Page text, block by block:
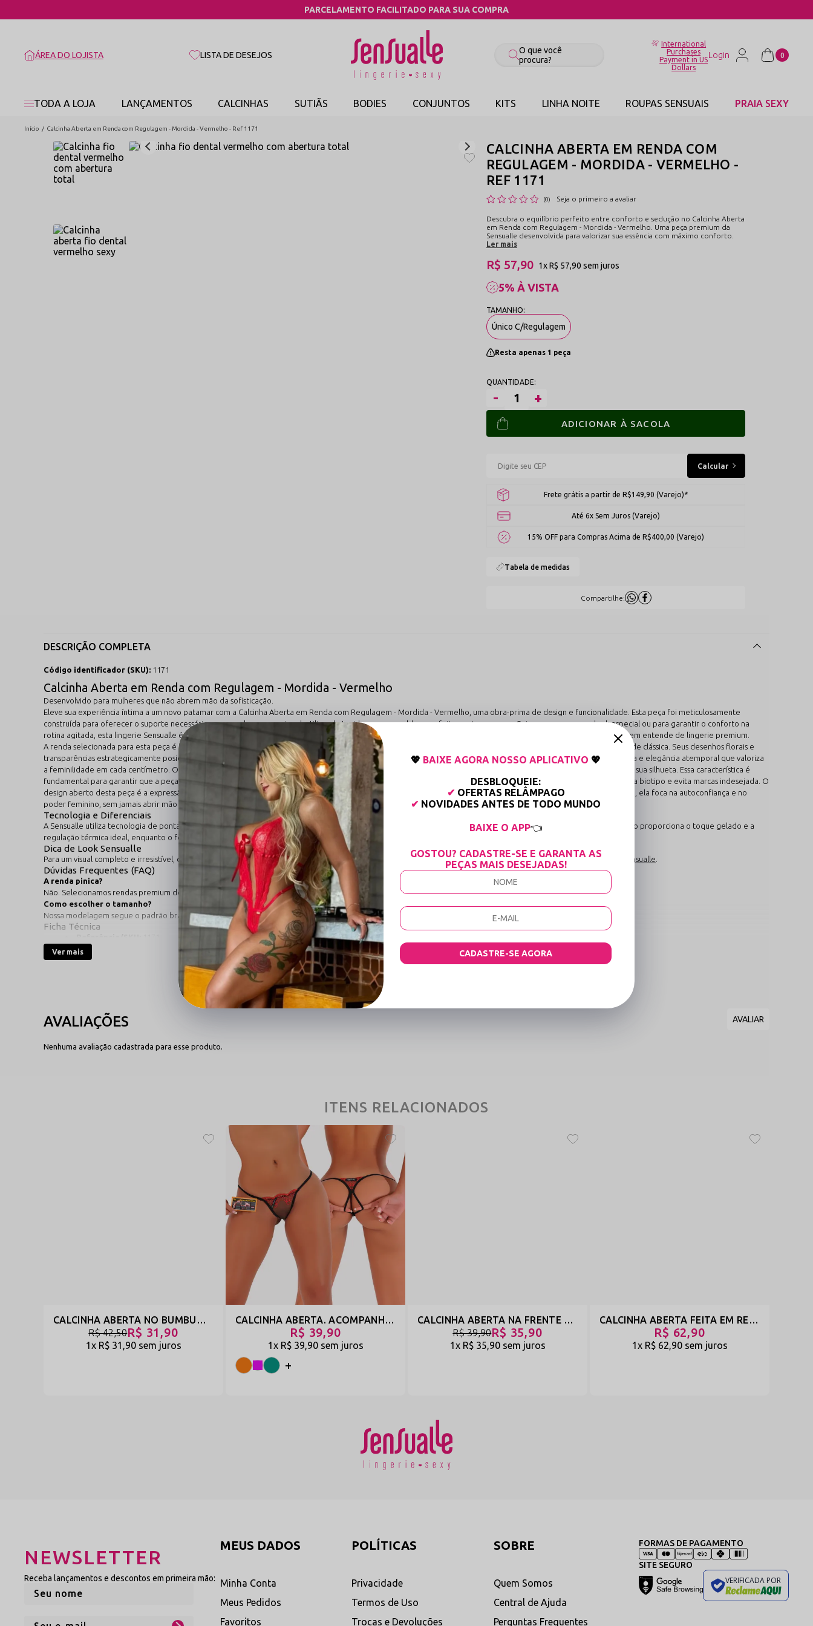
COMPRE PELO WHATSAPP
ÁREA DO LOJISTA LISTA DE DESEJOS
International
Purchases
Payment in US
Dollars
0
TODA A LOJA LANÇAMENTOS CALCINHAS SUTIÃS BODIES CONJUNTOS KITS LINHA NOITE ROUPAS SENSUAIS PRAIA SEXY
Início Calcinha Aberta em Renda com Regulagem - Mordida - Vermelho - Ref 1171
CALCINHA ABERTA EM RENDA COM
REGULAGEM - MORDIDA - VERMELHO -
REF 1171
(0) Seja o primeiro a avaliar
Descubra o equilíbrio perfeito entre conforto e sedução no Calcinha Aberta
em Renda com Regulagem - Mordida - Vermelho. Uma peça premium da
Sensualle desenvolvida para valorizar sua essência com máximo conforto.
Ler mais
5% À VISTA
R$ 57,90 1xR$ 57,90 sem juros
Único C/Regulagem
ADICIONAR À SACOLA
Resta apenas 1 peça
Frete grátis a partir de R$149,90 (Varejo)*
Até 6x Sem Juros (Varejo)
15% OFF para Compras Acima de R$400,00 (Varejo)
Tabela de medidas
Compartilhe:
DESCRIÇÃO COMPLETA
Código identificador (SKU): 1171
Calcinha Aberta em Renda com Regulagem - Mordida - Vermelho
Desenvolvido para mulheres que não abrem mão da sofisticação.
Eleve sua experiência íntima a um novo patamar com a Calcinha Aberta em Renda com Regulagem - Mordida - Vermelho, uma obra-prima de design e funcionalidade. Esta peça foi meticulosamente
construída para oferecer o suporte necessário com uma leveza sem igual, utilizando tecidos que se moldam perfeitamente ao corpo. Seja para compor um look especial ou para garantir o conforto na
rotina agitada, esta lingerie Sensualle é a declaração definitiva de que você não precisa escolher entre estilo e bem-estar. Sinta a diferença de uma peça feita por quem entende de lingerie premium.
A renda selecionada para esta peça é de padrão internacional, apresentando um toque extra macio que respeita a sensibilidade da pele enquanto exalta a sensualidade clássica. Seus desenhos florais e
transparências estrategicamente posicionadas criam um visual romântico e poderoso ao mesmo tempo, transformando o uso diário em um ritual de sedução sofisticada e elegância atemporal que valoriza
a feminilidade em cada centímetro. O diferencial técnico deste modelo é o seu sistema de regulagem integrada, que permite um ajuste personalizado e milimétrico à sua silhueta. Essa característica é
fundamental para garantir que a peça não aperte as laterais e permaneça no lugar exato, oferecendo um conforto customizado que respeita a individualidade de cada biotipo e evita marcas indesejada. O
design aberto desta peça é a expressão máxima da audácia e da sedução estratégica. Com aberturas desenhadas para valorizar as curvas e o formato natural do corpo, ela foca na autoconfiança e no
poder feminino, sem jamais abrir mão do acabamento refinado e da qualidade superior da Sensualle Lingerie.
Tecnologia e Diferenciais
A Sensualle utiliza tecnologia de ponta na tecelagem para garantir fios que não deformam e mantêm a intensidade das cores. A combinação de poliamida com elastano proporciona o toque gelado e a
regulação térmica ideal, enquanto o forro de algodão natural protege a sua saúde íntima com máxima eficácia.
Dica de Look Sensualle
Para um visual completo e irresistível, combine esta peça com outros itens da nossa coleção: Body Em Renda Body Em Lycra Body Em Arrastao Body Com Liga Home Sensualle
Dúvidas Frequentes (FAQ)
A renda pinica?
Não. Selecionamos rendas premium de toque extra macio e acabamento aveludado, garantindo total suavidade na pele.
Como escolher o tamanho?
Nossa modelagem segue o padrão brasileiro. Recomendamos conferir a tabela de medidas, lembrando que o elastano permite uma ótima adaptação.
Ficha Técnica
Destaque Principal:
Renda Sensual Premium
Marca:
Poliamida, Elastano e Algodão (Forro)
Lavar manualmente com sabão neutro para preservar as fibras e detalhes
Ver mais
Nenhuma avaliação cadastrada para esse produto.
ITENS RELACIONADOS
CALCINHA ABERTA NO BUMBUM EM TULE E RENDA - VOU ÀS COMPRAS - PRETO - REF 395
R$ 42,50R$ 31,90
1x R$ 31,90 sem juros
CALCINHA ABERTA. ACOMPANHA UMA RASPADINHA DE BRINDE - RASPADINHA
R$ 39,90
1x R$ 39,90 sem juros
+
CALCINHA ABERTA NA FRENTE COM LAÇO E STRASS - SEXTA-FEIRA - BRANCO - REF 21
R$ 39,90R$ 35,90
1x R$ 35,90 sem juros
CALCINHA ABERTA FEITA EM RENDA COM TIRAS - OUSADA - VERMELHO - REF 2152
R$ 62,90
1x R$ 62,90 sem juros
NEWSLETTER
Receba lançamentos e descontos em primeira mão:
MEUS DADOS
Minha Conta
Meus Pedidos
Favoritos
POLÍTICAS
Privacidade
Termos de Uso
Trocas e Devoluções
SOBRE
Quem Somos
Central de Ajuda
Perguntas Frequentes
FORMAS DE PAGAMENTO
SITE SEGURO
VERIFICADA POR
💖 BAIXE AGORA NOSSO APLICATIVO 💖
DESBLOQUEIE:
✔ OFERTAS RELÂMPAGO
✔ NOVIDADES ANTES DE TODO MUNDO
BAIXE O APP👈
GOSTOU? CADASTRE-SE E GARANTA AS
PEÇAS MAIS DESEJADAS!
CADASTRE-SE AGORA